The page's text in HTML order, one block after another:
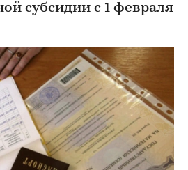
субсидии с 1 февраля